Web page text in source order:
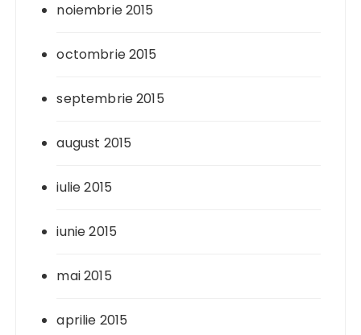
noiembrie 2015
octombrie 2015
septembrie 2015
august 2015
iulie 2015
iunie 2015
mai 2015
aprilie 2015